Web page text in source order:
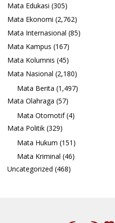
Mata Edukasi (305)
Mata Ekonomi (2,762)
Mata Internasional (85)
Mata Kampus (167)
Mata Kolumnis (45)
Mata Nasional (2,180)
Mata Berita (1,497)
Mata Olahraga (57)
Mata Otomotif(4)
Mata Politik (329)
Mata Hukum (151)
Mata Kriminal (46)
Uncategorized (468)